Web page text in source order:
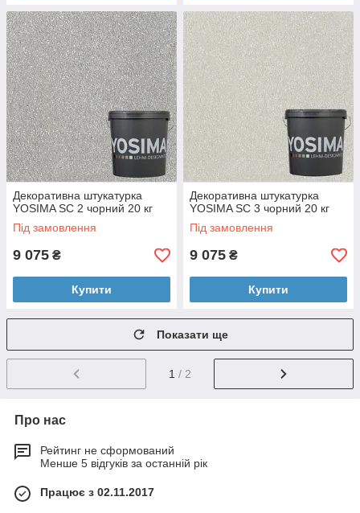
Декоративна штукатурка
YOSIMA SC 2 чорний 20 кг
Під замовлення
9 075 ₴
Купити
Декоративна штукатурка
YOSIMA SC 3 чорний 20 кг
Під замовлення
9 075 ₴
Купити
Показати ще
1 / 2
Про нас
Рейтинг не сформований
Менше 5 відгуків за останній рік
Працює з 02.11.2017